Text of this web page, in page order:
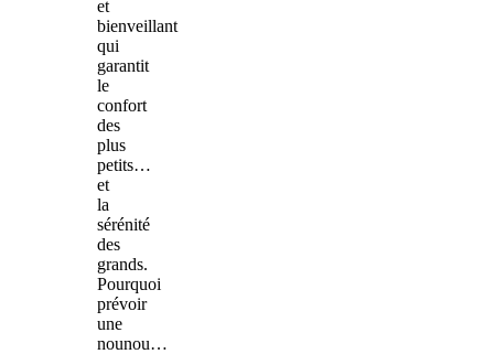
et
bienveillant
qui
garantit
le
confort
des
plus
petits…
et
la
sérénité
des
grands.
Pourquoi
prévoir
une
nounou…